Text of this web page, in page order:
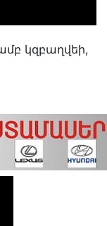
կզբաղվեի,